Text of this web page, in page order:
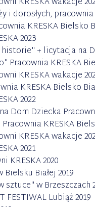
i dorosłych,
KRESKA Bielsko
2023
+ licytacja na
Pracownia KRESKA
KRESKA wakacje
KRESKA Bielsko
2022
Dziecka
KRESKA
KRESKA wakacje
2021
KRESKA 2020
Białej 2019
w Brzeszczach
Lubiąż 2019